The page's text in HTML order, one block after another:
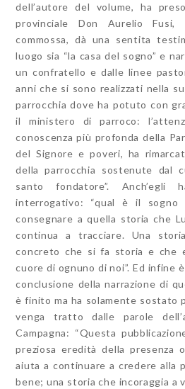
dell’autore del volume, ha
provinciale Don Aurelio
commossa, dà una sentita
luogo sia “la casa del sogno” e
un confratello e dalle linee
anni che si sono realizzati nella
parrocchia dove ha potuto con
il ministero di parroco:
conoscenza più profonda della
del Signore e poveri, ha
della parrocchia sostenute dal
santo fondatore”.
interrogativo: “qual è il
consegnare a quella storia che
continua a tracciare. Una
concreto che si fa storia e che
cuore di ognuno di noi”. Ed infine
conclusione della narrazione di
è finito ma ha solamente sostato
venga tratto dalle parole
Campagna: “Questa
preziosa eredità della presenza
aiuta a continuare a credere alla
bene; una storia che incoraggia a